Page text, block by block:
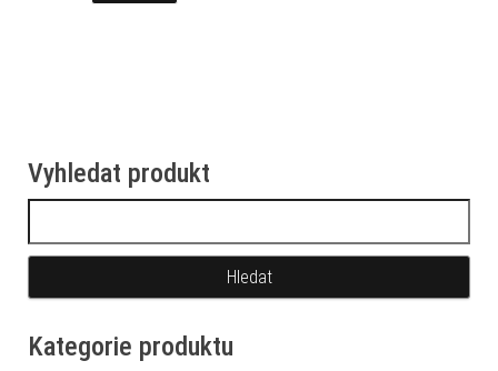
Vyhledat produkt
Kategorie produktu